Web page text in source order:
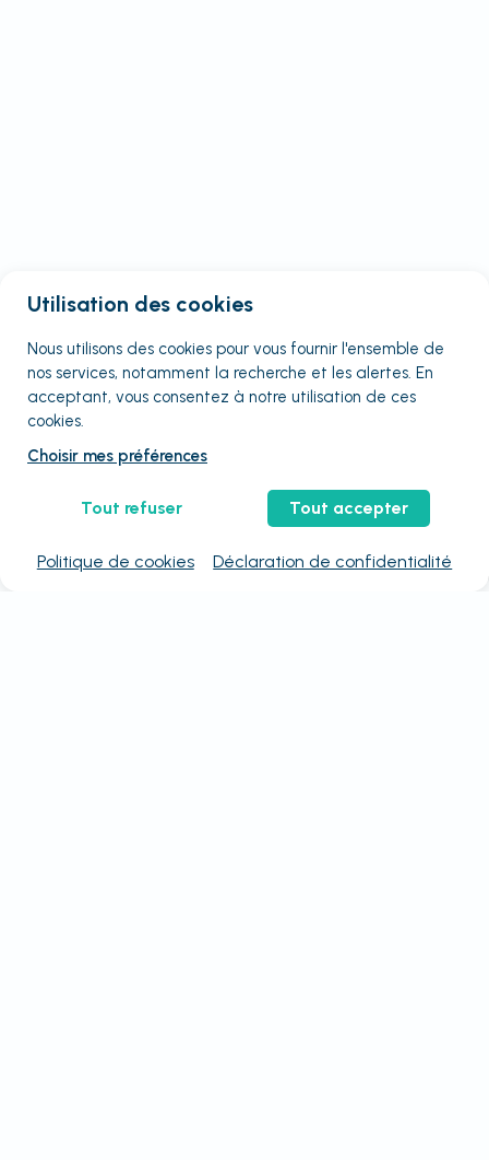
Utilisation des cookies
Nous utilisons des cookies pour vous fournir l'ensemble de
nos services, notamment la recherche et les alertes. En
acceptant, vous consentez à notre utilisation de ces
cookies.
Choisir mes préférences
Tout refuser Tout accepter
Politique de cookies Déclaration de confidentialité